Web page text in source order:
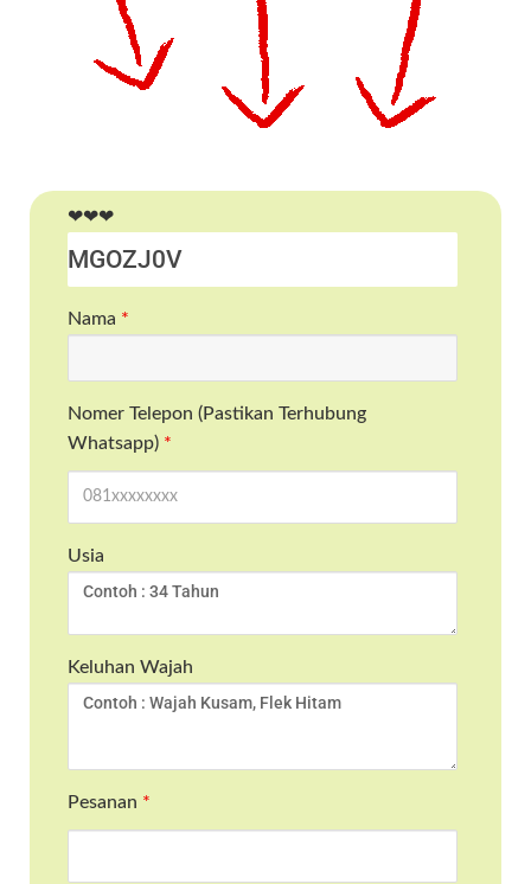
❤❤❤
Nama *
Nomer Telepon (Pastikan Terhubung
Whatsapp) *
Usia
Keluhan Wajah
Pesanan *